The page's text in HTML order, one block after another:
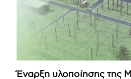
Έναρξη υλοποίησης της